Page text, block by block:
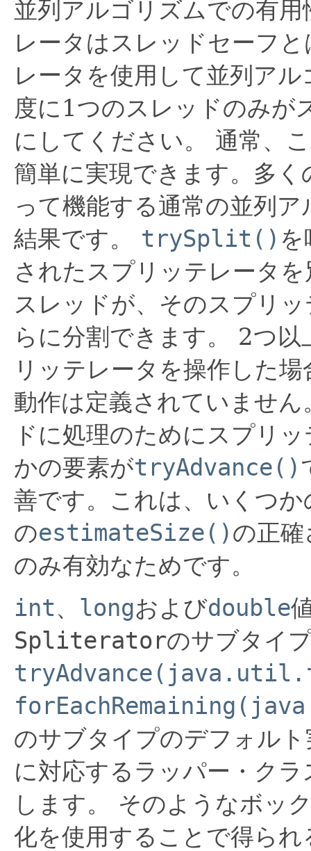
並列アルゴリズムでの有
レータはスレッドセーフ
レータを使用して並列ア
度に1つのスレッドのみが
にしてください。
通常、
簡単に実現できます。多
って機能する通常の並列
結果です。
trySplit()
されたスプリッテレータ
スレッドが、そのスプリ
らに分割できます。
2つ以
リッテレータを操作した
動作は定義されていません
ドに処理のためにスプリ
かの要素がtryAdvance()
善です。これは、いくつか
のestimateSize()の正
のみ有効なためです。
int、 longおよびdouble
Spliteratorのサブタイ
のサブタイプのデフォル
に対応するラッパー・ク
します。
そのようなボッ
化を使用することで得ら